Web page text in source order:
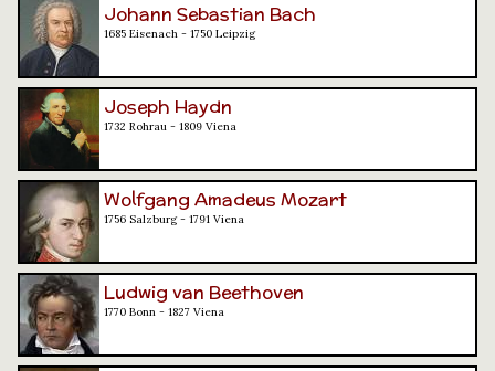
Johann Sebastian Bach
1685 Eisenach - 1750 Leipzig
Joseph Haydn
1732 Rohrau - 1809 Viena
Wolfgang Amadeus Mozart
1756 Salzburg - 1791 Viena
Ludwig van Beethoven
1770 Bonn - 1827 Viena